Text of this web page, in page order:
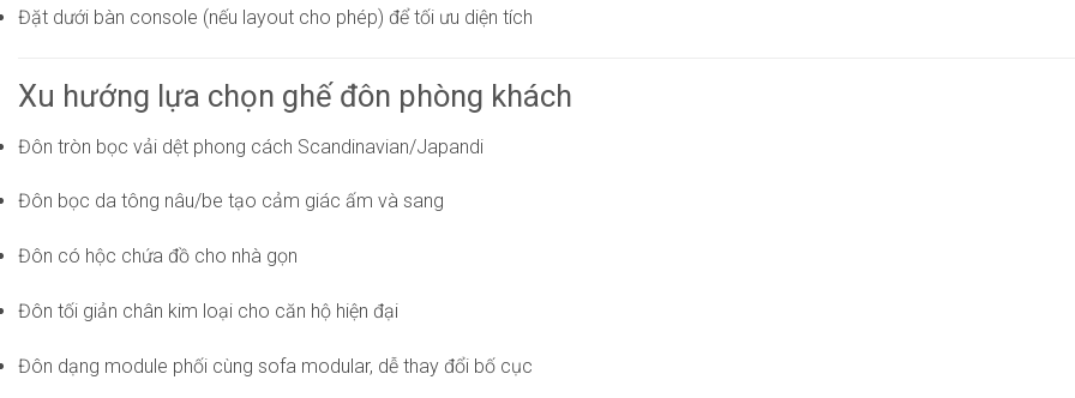
Đặt dưới bàn console (nếu layout cho phép) để tối ưu diện tích
Xu hướng lựa chọn ghế đôn phòng khách
Đôn tròn bọc vải dệt phong cách Scandinavian/Japandi
Đôn bọc da tông nâu/be tạo cảm giác ấm và sang
Đôn có hộc chứa đồ cho nhà gọn
Đôn tối giản chân kim loại cho căn hộ hiện đại
Đôn dạng module phối cùng sofa modular, dễ thay đổi bố cục